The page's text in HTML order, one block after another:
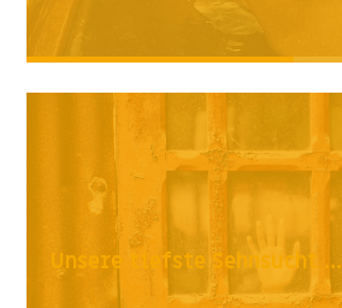
Unsere tiefste Sehnsucht ...